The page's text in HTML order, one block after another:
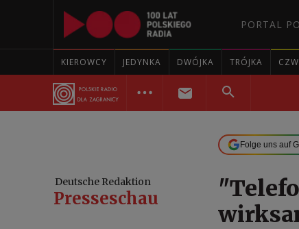
PORTAL
KIEROWCY JEDYNKA DWÓJKA TRÓJKA
Folge uns auf
Deutsche Redaktion
Presseschau